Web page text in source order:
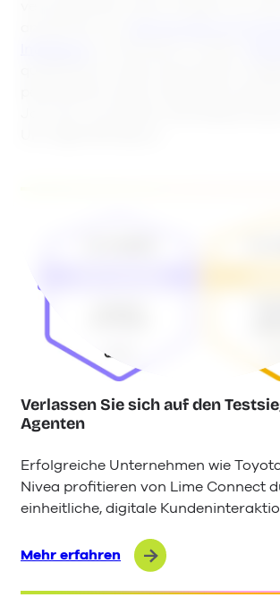
Verlassen Sie sich auf den
Agenten
Erfolgreiche Unternehmen wie
Nivea profitieren von Lime Connect
einheitliche, digitale
Mehr erfahren